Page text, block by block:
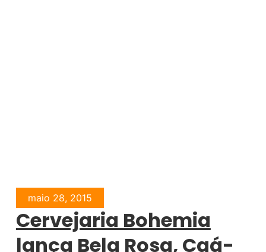
maio 28, 2015
Cervejaria Bohemia
lança Bela Rosa, Caá-